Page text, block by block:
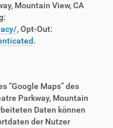
Mountain View, CA
, Opt-Out:
.
“Google Maps” des
Parkway, Mountain
Daten können
der Nutzer